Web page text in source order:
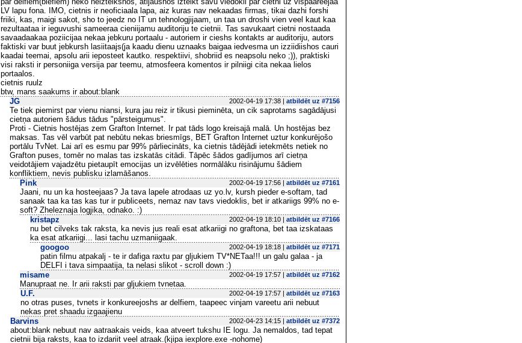
LV lapu fona. IMO, cietnis ir neoficiaala lapa, aiz kuras nav nekaadas firmas, tikai dazhi forshi
friiki, kas, maigi sakot, sho to jeedz no IT un tehnologjijaam, un taa un droshi vien veel kaut kaa
rezultaataa ir ieguvushi sameeraa cieniijamu auditoriju te cietnii. Tas savukaart cietni nostaada
savaadaakaa poziicijaa nekaa jebkuru portaalu - autoriem ir cieshs kontakts ar auditoriju, autors
faktiski var buut jebkursh lasiitaajs(ja kaadu dienu uznaaks baigaa iedvesma un izziidiishos cauri
kaadai teemai, apsolu arii ieposteet kautko. respektiivi, shobriid es neapsolu neko ;)), praktiski
visi raksti ir personiiga versija par teemu, atmosfeera komentos ir pilniigi cita nekaa lielos
portaalos.
cietnis ruulz
btw, mans saakums ir about:blank
JG
2002-04-19 17:38 | atbildēt uz #7156
Te tiek piemirst par vienu niansi, kura jau reiz ir tikusi pieminēta, un cik saprotams sagādājusi
cietņa autoriem šādus tādus "pārsteigumus".
Proti - Cietnis hostējas zem Grafton Internet. Ir pat tāds logo kreisajā malā. Un hostējas bez
maksas. Tas vēl varbūt pat nebūtu nekas briesmīgs, BET Grafton Internet uztur konkurējošo
portālu TvNet. Lai arī es esmu par 99% pārliecināts, ka cietnis tādējādi ietekmēts netiek no
Grafton puses, tomēr no malas tas izskatās citādi. Tāpēc šādos gadījumos arī cietņa
veidotājiem vajadzētu pietaupīt emocijas un izvēlēties normālāku risinājumu šādiem
konfliktiem, nevis publisku izlamāšanos.
Pink
2002-04-19 17:56 | atbildēt uz #7161
Jaani, nu un ka hosteejaas? Ja tava lapele atrodaas uz yo.lv, kursh pieder e-softam, tad
sanaak taa ka tas kas tur ir publiceets, nemaz nav tavs viedoklis, bet ir atkariigs 99% no e-
soft? Zheleznaja logjika, odnako. :)
kristapz
2002-04-19 18:10 | atbildēt uz #7166
nu bet cilveks tak raksta, ka nevis jus reali esat atkariigi no graftona, bet taa izskataas
ka esat atkariigi... lasi tachu uzmaniigaak.
googoo
2002-04-19 18:18 | atbildēt uz #7171
patin filmu atpakalj - te ir dafiga raxtu par gljukiem TV*NETaa!!! un galu galaa - ja
DELFI i tava simpaatija, ta nelasi slikot - scroll down :)
misame
2002-04-19 17:57 | atbildēt uz #7162
Manupraat ne. Ir arii raksti par gljukiem tvnetaa.
U.F.
2002-04-19 17:57 | atbildēt uz #7163
no otras puses, tvnets ir konkureejoshs ar delfiem, taapeec vinjam vareetu arii nebuut
nekas pret shaadu izgaajienu
Barvins
2002-04-23 14:15 | atbildēt uz #7372
about:blank nebuut nav aatraakais veids, kaa atveert tukshu IE logu. Ja nemaldos, tad tepat
cietnii bija raksts, kaa to izdariit veel atraak.(kjipa iexplore.exe -nohome)